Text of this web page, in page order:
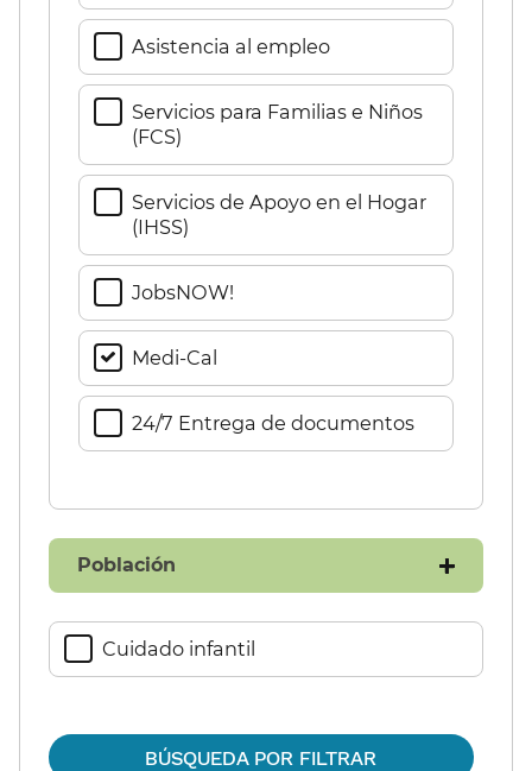
Asistencia al empleo​​
(FCS)​​
(IHSS)​​
JobsNOW!​​
Medi-Cal​​
24/7 Entrega de documentos​​
Población​​
Cuidado infantil​​